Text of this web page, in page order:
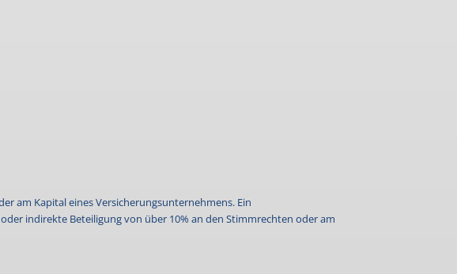
am Kapital eines Versicherungsunternehmens. Ein
indirekte Beteiligung von über 10% an den Stimmrechten oder am